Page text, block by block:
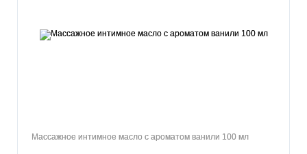
Массажное интимное масло с ароматом ванили 100 мл